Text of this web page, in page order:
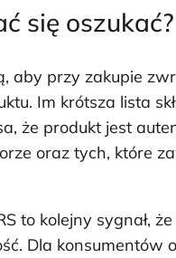
się oszukać?
aby przy zakupie
Im krótsza lista
że produkt jest
oraz tych, które
to kolejny sygnał,
Dla konsumentów